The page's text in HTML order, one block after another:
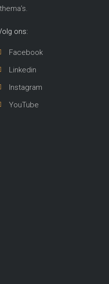
ons:
Facebook
Linkedin
Instagram
YouTube